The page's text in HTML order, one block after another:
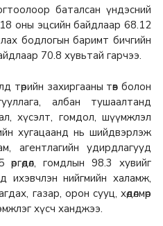
баталсан үндэсний
оны эцсийн байдлаар 68.12
бодлогын баримт бичгийн
70.8 хувьтай гарчээ.
төрийн захиргааны төв болон
албан тушаалтанд
хүсэлт, гомдол, шүүмжлэл
хугацаанд нь шийдвэрлэж
агентлагийн удирдлагууд
гомдлын 98.3 хувийг
ихэвчлэн нийгмийн халамж,
газар, орон сууц, хөдөлмөр
хүсч ханджээ.